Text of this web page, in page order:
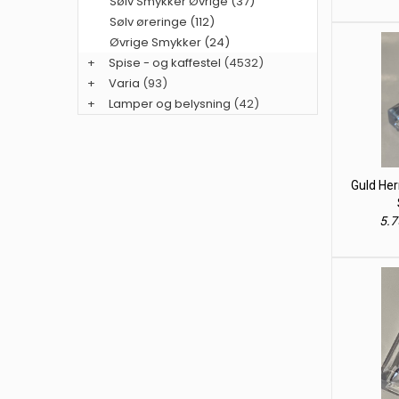
Guld
Sølv øreringe (112)
Øvrige Smykker (24)
+
Spise - og kaffestel (4532)
+
Varia (93)
+
Lamper og belysning (42)